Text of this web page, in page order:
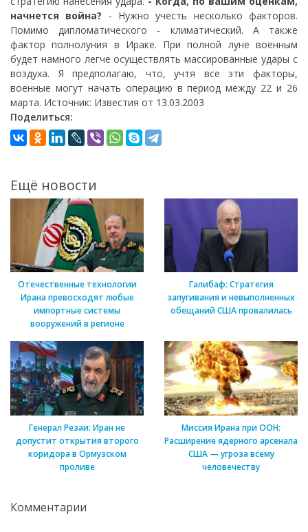
начнется война? - Нужно учесть несколько факторов.
Помимо дипломатического - климатический. А также
фактор полнолуния в Ираке. При полной луне военным
будет намного легче осуществлять массированные удары с
воздуха. Я предполагаю, что, учтя все эти факторы,
военные могут начать операцию в период между 22 и 26
марта. Источник: Известия от 13.03.2003
Поделиться:
Ещё новости
Отечественные технологии
Ирана превосходят любые
импортные системы
вооружений в регионе
Галибаф: Стратегия
запугивания и невыполненных
обещаний США провалилась
Генерал Резаи: Иран не
допустит открытия второго
коридора в Ормузском
проливе
Миссия Ирана при ООН:
Расширение ядерного арсенала
США — угроза всему
человечеству
Комментарии